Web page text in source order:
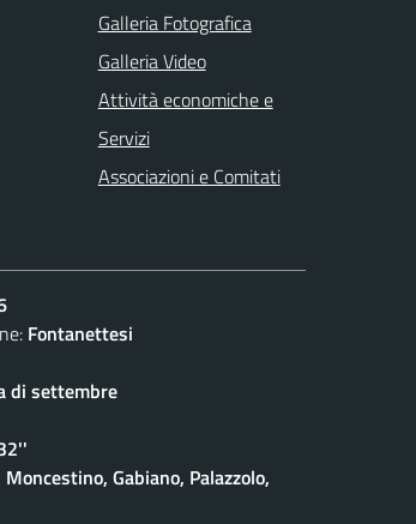
Galleria Fotografica
Galleria Video
Attività economiche e
Servizi
Associazioni e Comitati
Fontanettesi
di settembre
Gabiano, Palazzolo,